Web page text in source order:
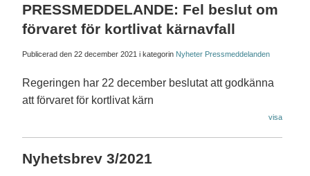
PRESSMEDDELANDE: Fel beslut om
förvaret för kortlivat kärnavfall
Publicerad den 22 december 2021 i kategorin Nyheter Pressmeddelanden
Regeringen har 22 december beslutat att godkänna
att förvaret för kortlivat kärn
visa
Nyhetsbrev 3/2021